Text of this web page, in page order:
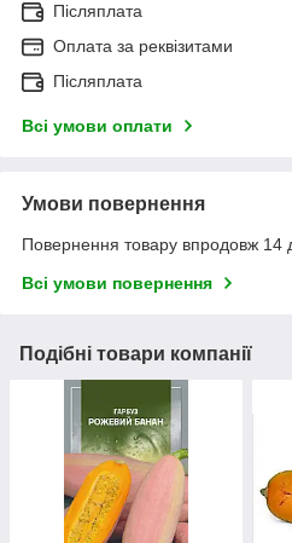
Післяплата
Оплата за реквізитами
Післяплата
Всі умови оплати
Умови повернення
Повернення товару впродовж 14
Всі умови повернення
Подібні товари компанії